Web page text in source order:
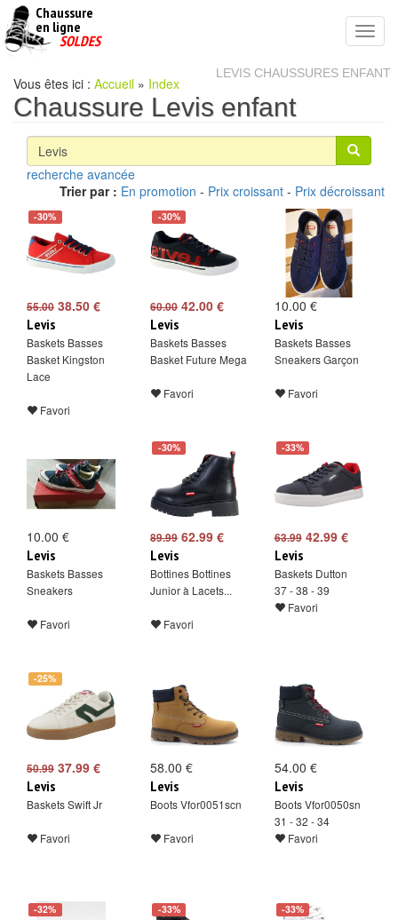
Chaussure
en ligne
pas
SOLDES
LEVIS CHAUSSURES ENFANT
Vous êtes ici : Accueil » Index
Chaussure Levis enfant
recherche avancée
Trier par : En promotion - Prix croissant - Prix décroissant
-30%
55.00 38.50 €
Levis
Baskets Basses
Basket Kingston
Lace
Favori
-30%
60.0042.00 €
Levis
Baskets Basses
Basket Future Mega
Favori
10.00 €
Levis
Baskets Basses
Sneakers Garçon
Favori
10.00 €
Levis
Baskets Basses
Sneakers
Favori
-30%
89.9962.99 €
Levis
Bottines Bottines
Junior à Lacets...
Favori
-33%
63.9942.99 €
Levis
Baskets Dutton
37 - 38 - 39
Favori
-25%
50.99 37.99 €
Levis
Baskets Swift Jr
Favori
58.00 €
Levis
Boots Vfor0051scn
Favori
54.00 €
Levis
Boots Vfor0050sn
31 - 32 - 34
Favori
-32% -33% -33%